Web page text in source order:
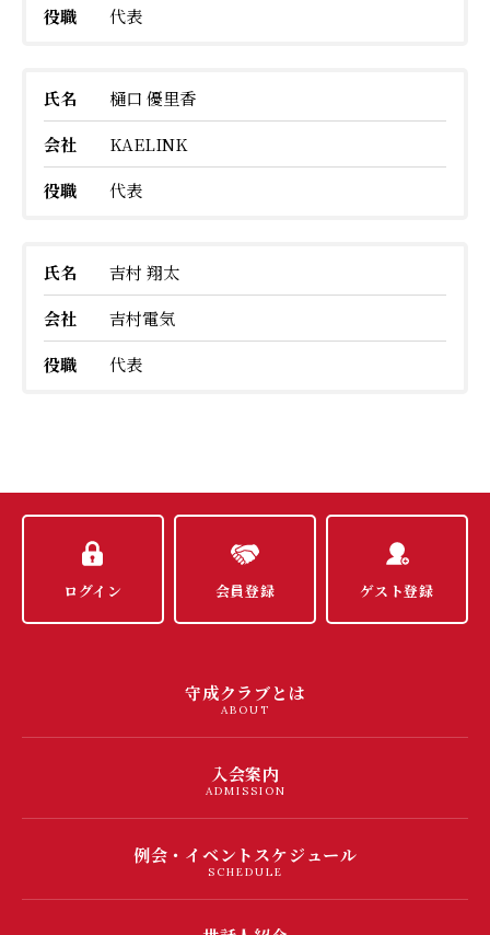
役職
代表
氏名
樋口 優里香
会社
KAELINK
役職
代表
氏名
吉村 翔太
会社
吉村電気
役職
代表
ログイン 会員登録 ゲスト登録
守成クラブとは
ABOUT
入会案内
ADMISSION
例会・イベントスケジュール
SCHEDULE